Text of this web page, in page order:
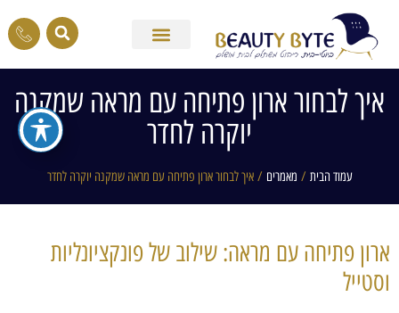
איך לבחור ארון פתיחה עם מראה שמקנה
יוקרה לחדר
עמוד הבית / מאמרים / איך לבחור ארון פתיחה עם מראה שמקנה יוקרה לחדר
ארון פתיחה עם מראה: שילוב של פונקציונליות
וסטייל